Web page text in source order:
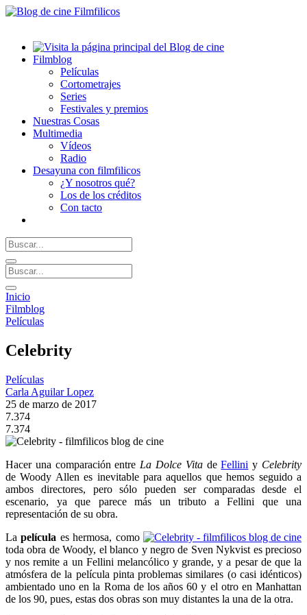
Filmblog
Películas
Cortometrajes
Series
Festivales y premios
Nuestras Cosas
Multimedia
Vídeos
Radio
Desayuna con filmfilicos
¿Y nosotros qué?
Los de los créditos
Con tacto
Inicio
Filmblog
Películas
Celebrity
Películas
Carla Aguilar Lopez
25 de marzo de 2017
7.374
7.374
Hacer una comparación entre La Dolce VitadeFellini y Celebrity
de Woody Allen es inevitable para aquellos que hemos seguido a
ambos directores, pero sólo pueden ser comparadas desde el
escenario, ya que parece más un tributo a Fellini que una
representación de su obra.
La película es hermosa, como
toda obra de Woody, el blanco y negro de Sven Nykvist es precioso
y nos remite a un Fellini melancólico y grande, y a pesar de que la
atmósfera de la película pinta problemas similares (o casi idénticos)
ambientado uno en la Roma de los años 60 y el otro en Manhattan
de los 90, pues, estas dos obras son muy distantes la una de la otra.